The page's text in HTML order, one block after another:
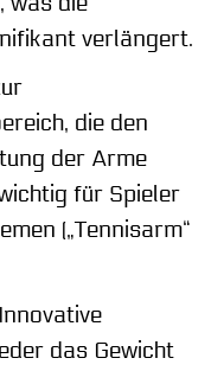
verlängert.
die den
der Arme
für Spieler
(„Tennisarm“
Innovative
das Gewicht